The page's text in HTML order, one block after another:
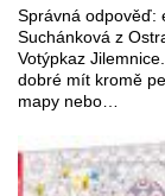
Správná odpověď:
Suchánková z
Votýpkaz
dobré mít kromě
mapy nebo…